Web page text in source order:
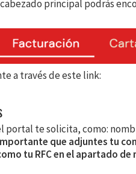
principal podrás
a través de este link:
portal te solicita, como:
que adjuntes tu
tu RFC en el apartado de